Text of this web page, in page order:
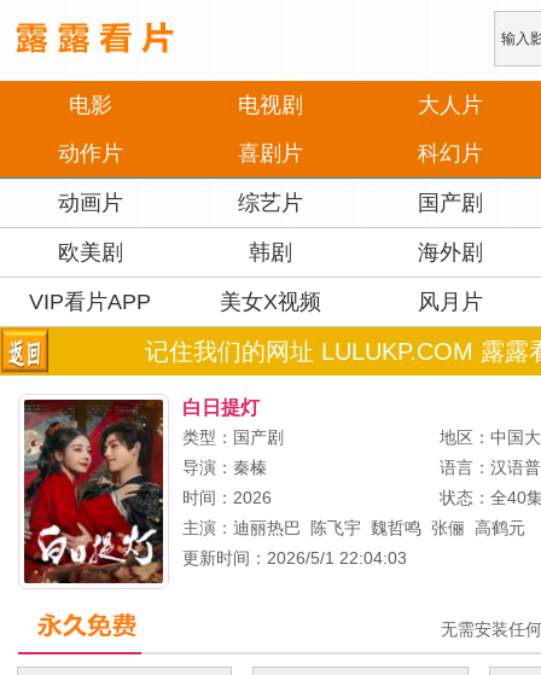
电影 电视剧
大人片
动作片
喜剧片 科幻片
动画片 综艺片 国产剧
欧美剧 韩剧 海外剧
VIP看片APP 美女X视频 风月片
记住我们的网址 LULUKP.COM 露露
白日提灯
类型：国产剧
地区：中国
导演： 秦榛
语言：汉语
时间：2026
状态：全40
主演： 迪丽热巴 陈飞宇 魏哲鸣 张俪 高鹤元
更新时间：2026/5/1 22:04:03
无需安装任